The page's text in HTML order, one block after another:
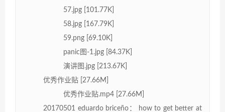
57.jpg [101.77K]
58.jpg [167.79K]
59.png [69.10K]
panic图-1.jpg [84.37K]
演讲图.jpg [213.67K]
优秀作业贴 [27.66M]
优秀作业贴.mp4 [27.66M]
20170501 eduardo briceño： how to get better at